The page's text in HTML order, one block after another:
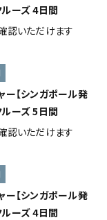
ーズ 4日間
認いただけます
ー【シンガポール発
ーズ 5日間
認いただけます
ー【シンガポール発
ーズ 4日間